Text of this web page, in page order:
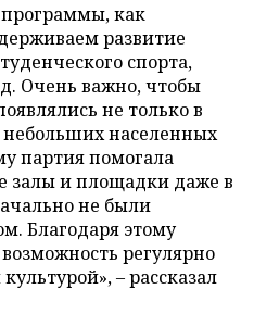
как
развитие
спорта,
Очень важно, чтобы
не только в
населенных
партия помогала
залы и площадки даже в
не были
Благодаря этому
регулярно
– рассказал